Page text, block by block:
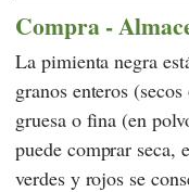
Compra -
La pimienta negra
granos enteros
gruesa o fina (en
puede comprar seca,
verdes y rojos se